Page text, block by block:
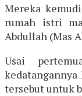
Mereka
rumah istri
Abdullah (Mas
Usai
tersebut untuk